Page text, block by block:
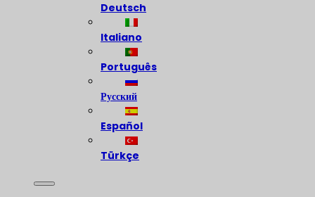
Deutsch
Italiano
Português
Русский
Español
Türkçe